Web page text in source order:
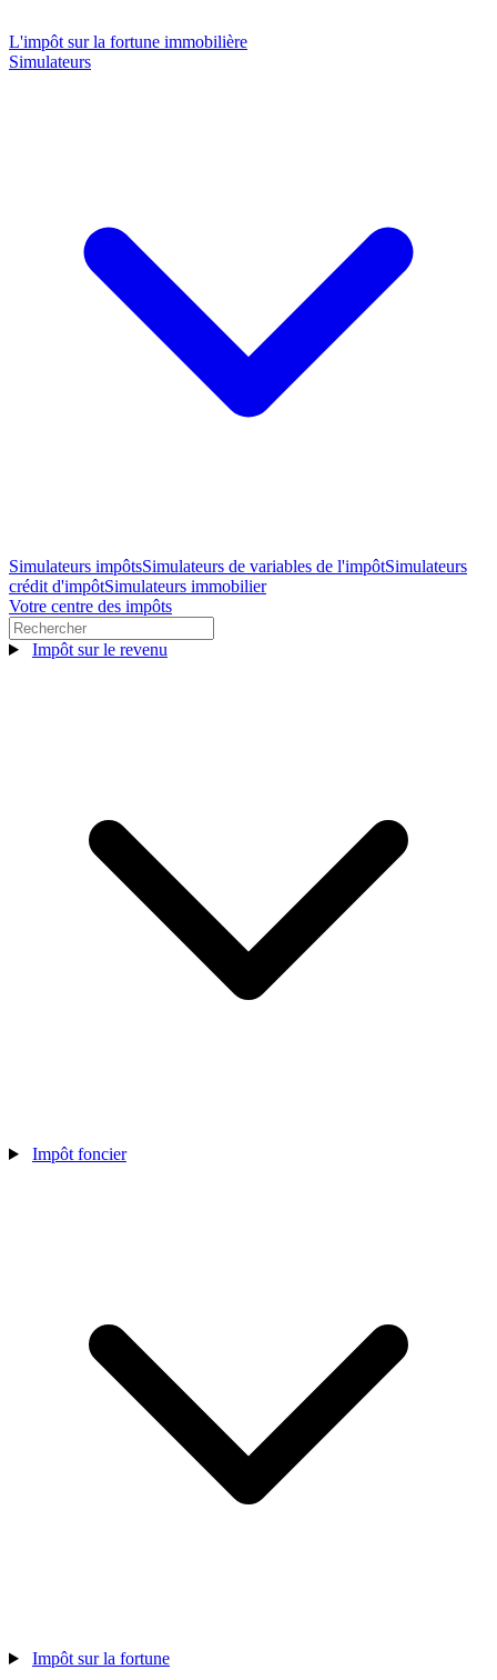
L'impôt sur la fortune immobilière
Simulateurs
Simulateurs impôtsSimulateurs de variables de l'impôtSimulateurs
crédit d'impôtSimulateurs immobilier
Votre centre des impôts
Impôt sur le revenu
Impôt foncier
Impôt sur la fortune